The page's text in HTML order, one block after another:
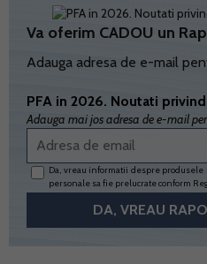
Va oferim CADOU un
Adauga adresa de e-mail
PFA in 2026. Noutati
Adauga mai jos adresa de e-mail
Da, vreau informatii despre produsele
personale sa fie prelucrate conform